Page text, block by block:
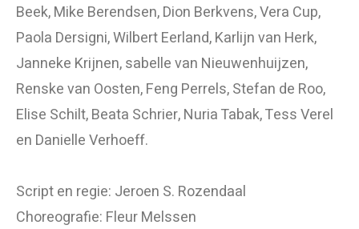
Beek, Mike Berendsen, Dion Berkvens, Vera Cup,
Paola Dersigni, Wilbert Eerland, Karlijn van Herk,
Janneke Krijnen, sabelle van Nieuwenhuijzen,
Renske van Oosten, Feng Perrels, Stefan de Roo,
Elise Schilt, Beata Schrier, Nuria Tabak, Tess Verel
en Danielle Verhoeff.
Script en regie: Jeroen S. Rozendaal
Choreografie: Fleur Melssen